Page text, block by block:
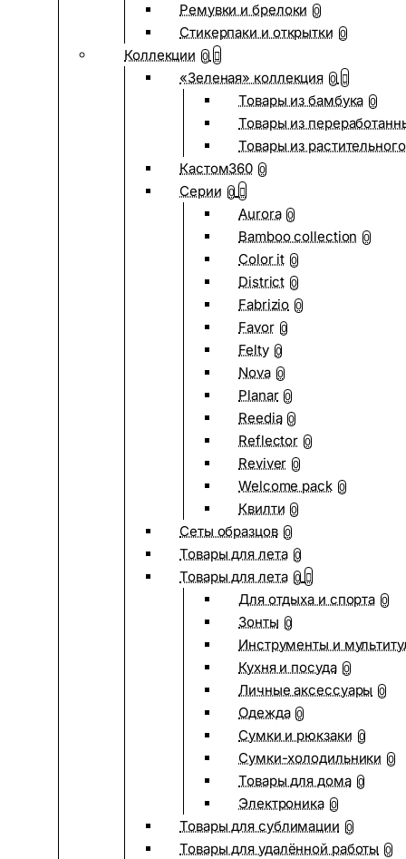
Ремувки и брелоки 0
Стикерпаки и открытки 0
Коллекции 0
«Зеленая» коллекция 0
Товары из бамбука 0
Товары из
Товары из
Кастом360 0
Серии 0
Aurora 0
Bamboo collection 0
Color it 0
District 0
Fabrizio 0
Favor 0
Felty 0
Nova 0
Planar 0
Reedia 0
Reflector 0
Reviver 0
Welcome pack 0
Квилти 0
Сеты образцов 0
Товары для лета 0
Товары для лета 0
Для отдыха и спорта 0
Зонты 0
Инструменты и
Кухня и посуда 0
Личные аксессуары 0
Одежда 0
Сумки и рюкзаки 0
Сумки-холодильники 0
Товары для дома 0
Электроника 0
Товары для сублимации 0
Товары для удалённой работы 0